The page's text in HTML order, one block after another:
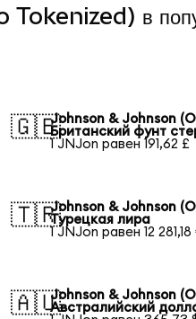
Tokenized) в
🇬🇧Johnson & Johnson
Британский фунт
1 JNJon равен 191,62 £
🇹🇷Johnson & Johnson
Турецкая лира
1 JNJon равен 12 281,18
🇦🇺Johnson & Johnson
Австралийский